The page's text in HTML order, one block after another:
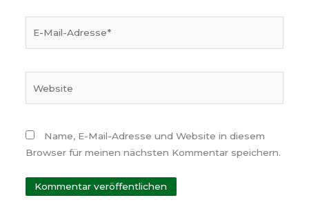
Name, E-Mail-Adresse und Website in diesem
Browser für meinen nächsten Kommentar speichern.